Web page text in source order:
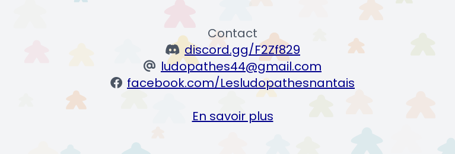
Contact
discord.gg/F2Zf829
ludopathes44@gmail.com
facebook.com/Lesludopathesnantais
En savoir plus